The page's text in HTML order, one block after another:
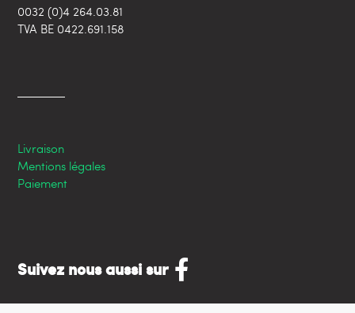
0032 (0)4 264.03.81
TVA BE 0422.691.158
Livraison
Mentions légales
Paiement
Suivez nous aussi sur